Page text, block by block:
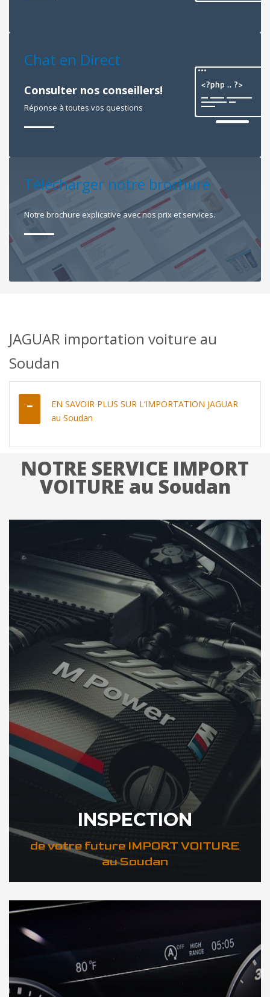
Chat en Direct
Consulter nos conseillers!
Réponse à toutes vos questions
Télécharger notre brochure
Notre brochure explicative avec nos prix et services.
JAGUAR importation voiture au
Soudan
EN SAVOIR PLUS SUR L’IMPORTATION JAGUAR
au Soudan
NOTRE SERVICE IMPORT
VOITURE au Soudan
INSPECTION
de votre future IMPORT VOITURE
au Soudan
DÉCOUVREZ VOTRE INSPECTION AUTO au Soudan